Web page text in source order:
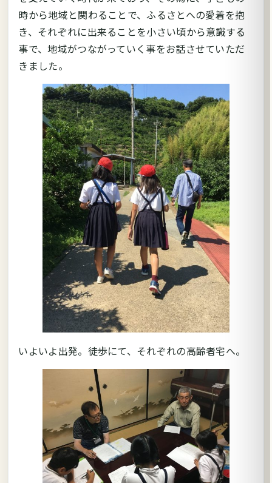
時から地域と関わることで、ふるさとへの愛着を抱
き、それぞれに出来ることを小さい頃から意識する
事で、地域がつながっていく事をお話させていただ
きました。
いよいよ出発。徒歩にて、それぞれの高齢者宅へ。